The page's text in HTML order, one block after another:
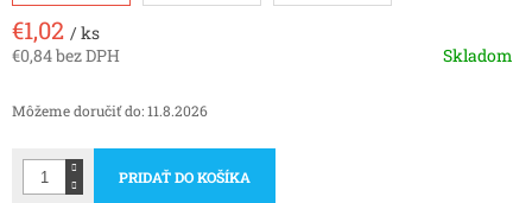
€1,02 / ks
€0,84 bez DPH
cena:
Skladom
Môžeme doručiť do:11.8.2026
PRIDAŤ DO KOŠÍKA